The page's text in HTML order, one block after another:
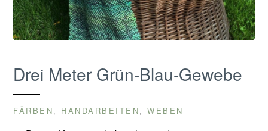
Drei Meter Grün-Blau-Gewebe
FÄRBEN HANDARBEITEN ,WEBEN